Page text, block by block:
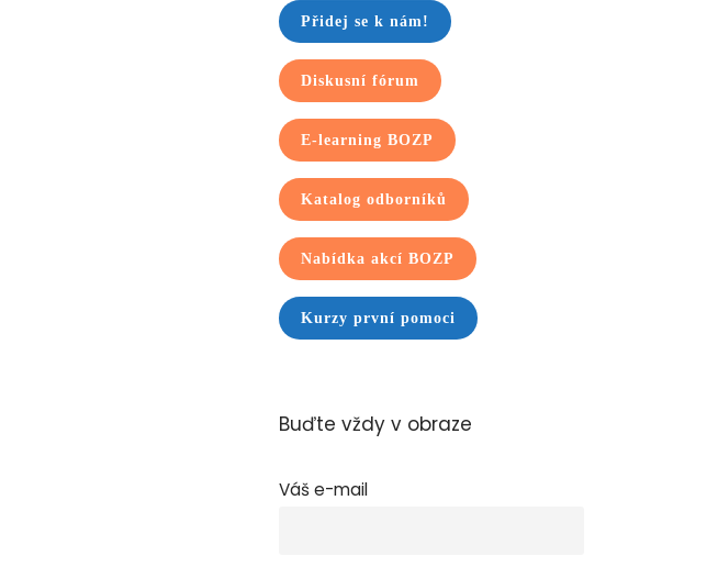
Přidej se k nám!
Diskusní fórum
E-learning BOZP
Katalog odborníků
Nabídka akcí BOZP
Kurzy první pomoci
Buďte vždy v obraze
Váš e-mail